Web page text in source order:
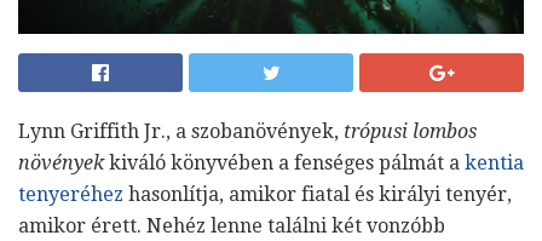
Lynn Griffith Jr., a szobanövények, trópusi lombos
növényekkiváló könyvében a fenséges pálmát a kentia
tenyeréhez hasonlítja, amikor fiatal és királyi tenyér,
amikor érett. Nehéz lenne találni két vonzóbb